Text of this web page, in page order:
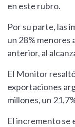
en este rubro.
Por su parte, las
un 28% menores
anterior, al
El Monitor
exportaciones
millones, un
El incremento se